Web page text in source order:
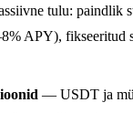
tulu: paindlik
APY), fikseeritud
— USDT ja